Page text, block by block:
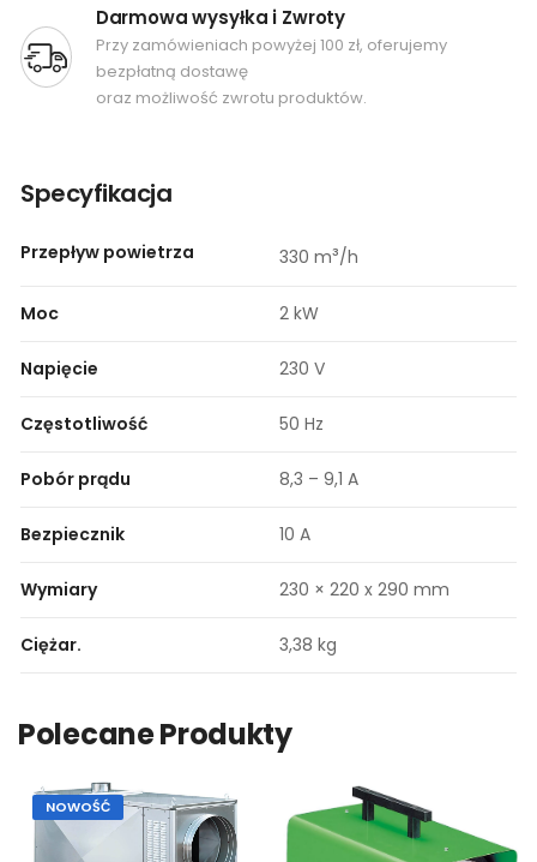
Darmowa wysyłka i Zwroty
Przy zamówieniach powyżej 100 zł, oferujemy
bezpłatną dostawę
oraz możliwość zwrotu produktów.
Specyfikacja
Przepływ powietrza 330 m³/h
Moc 2 kW
Napięcie 230 V
Częstotliwość 50 Hz
Pobór prądu 8,3 – 9,1 A
Bezpiecznik 10 A
Wymiary 230 × 220 x 290 mm
Ciężar. 3,38 kg
Polecane Produkty
NOWOŚĆ